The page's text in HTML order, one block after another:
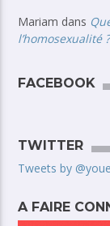
Mariam dans
l’homosexualité ?
FACEBOOK
TWITTER
Tweets by
A FAIRE